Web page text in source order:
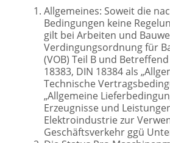
Allgemeines: Soweit die
Bedingungen keine
gilt bei Arbeiten und
Verdingungsordnung für
(VOB) Teil B und
18383, DIN 18384 als
Technische
„Allgemeine
Erzeugnisse und
Elektroindustrie zur
Geschäftsverkehr ggü